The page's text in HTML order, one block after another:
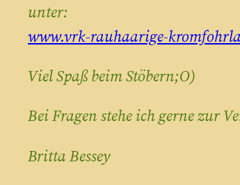
unter:
www.vrk-rauhaarige-
Viel Spaß beim Stöbern;O)
Bei Fragen stehe ich gerne zur
Britta Bessey